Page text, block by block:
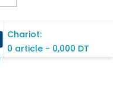
Chariot:
0 article - 0,000 DT